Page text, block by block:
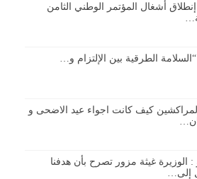
إنطلاق أشغال المؤتمر الوطني الثامن
الطرقية بين الإلتزام و…
كيف كانت اجواء عيد الاضحى و
: الوزيرة غيثة مزور تصرح بأن هدفنا
إلى…